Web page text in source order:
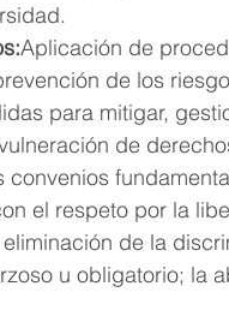
Aplicación de
de los
para mitigar,
de
el respeto por la
de la
u obligatorio; la